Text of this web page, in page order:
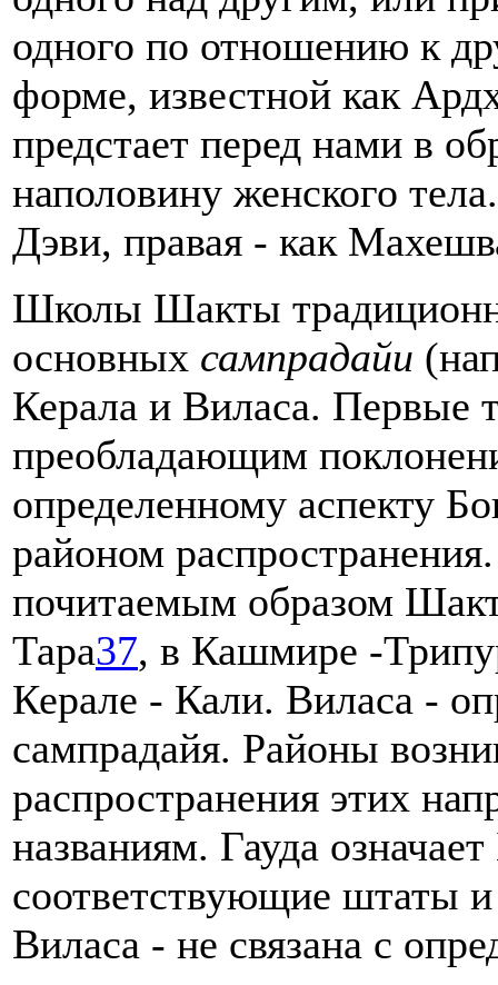
одного по отношению к
форме, известной как
предстает перед нами в
наполовину женского
Дэви, правая - как
Школы Шакты
основных сампрадайи
Керала и Виласа. Первые
преобладающим
определенному аспекту
районом
почитаемым образом
Тара37, в Кашмире -
Керале - Кали. Виласа -
сампрадайя. Районы
распространения этих
названиям. Гауда
соответствующие штаты
Виласа - не связана с